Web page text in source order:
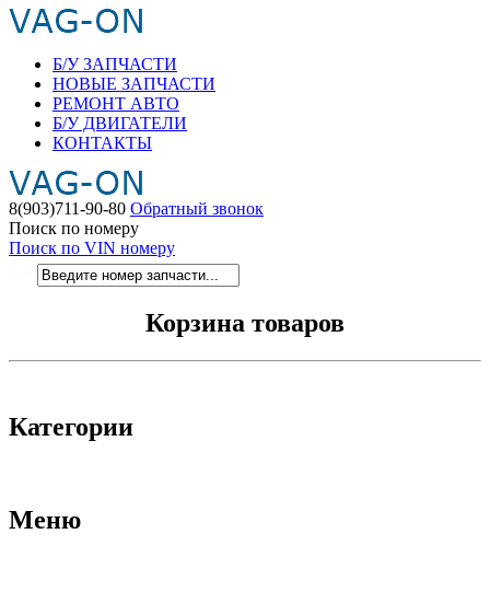
Б/У ЗАПЧАСТИ
НОВЫЕ ЗАПЧАСТИ
РЕМОНТ АВТО
Б/У ДВИГАТЕЛИ
КОНТАКТЫ
8(903)711-90-80 Обратный звонок
Поиск по номеру
Поиск по VIN номеру
Корзина товаров
Категории
Меню